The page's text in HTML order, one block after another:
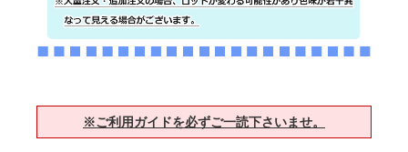
※ご利用ガイドを必ずご一読下さいませ。